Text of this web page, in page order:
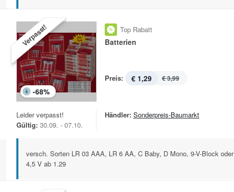
Verpasst!
-68%
Top Rabatt
Batterien
Preis: € 1,29 € 3,99
Leider verpasst!
Gültig: 30.09. - 07.10.
Händler: Sonderpreis-Baumarkt
versch. Sorten LR 03 AAA, LR 6 AA, C Baby, D Mono, 9-V-Block oder
4,5 V ab 1.29